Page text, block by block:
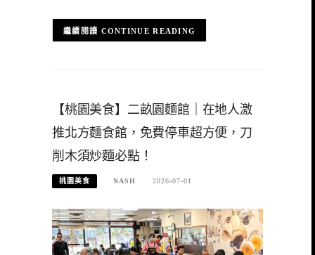
CONTINUE READING
【桃園美食】二畝園麵館｜在地人激
推北方麵食館，免費停車超方便，刀
削木須炒麵必點！
桃園美食 NASH 2026-07-01